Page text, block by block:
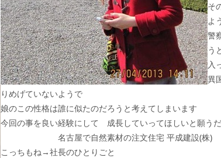
そ
よ
警
う
入
異
りめげていないようで
娘のこの性格は誰に似たのだろうと考えてしまいます
今回の事を良い経験にして 成長していってほしいと願う
名古屋で自然素材の注文住宅 平成建設(株)
こっちもね→社長のひとりごと